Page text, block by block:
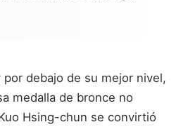
debajo de su mejor nivel,
medalla de bronce no
Hsing-chun se convirtió